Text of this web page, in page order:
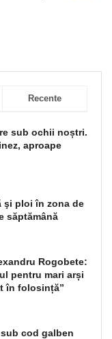
Recente
sub ochii noștri.
aproape
şi ploi în zona de
săptămână
Rogobete:
pentru mari arși
în folosință”
cod galben